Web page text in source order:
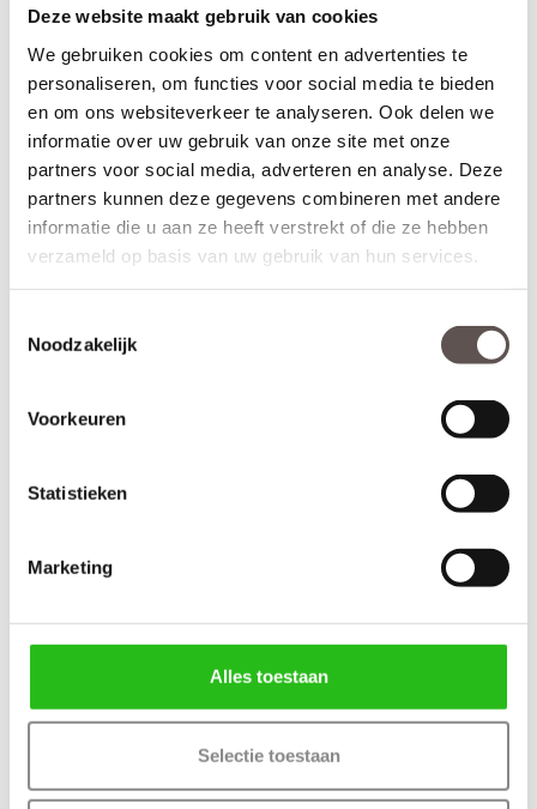
Deze website maakt gebruik van cookies
We gebruiken cookies om content en advertenties te
personaliseren, om functies voor social media te bieden
en om ons websiteverkeer te analyseren. Ook delen we
informatie over uw gebruik van onze site met onze
partners voor social media, adverteren en analyse. Deze
partners kunnen deze gegevens combineren met andere
informatie die u aan ze heeft verstrekt of die ze hebben
verzameld op basis van uw gebruik van hun services.
Noodzakelijk
Voorkeuren
Statistieken
Marketing
Alles toestaan
Selectie toestaan
Kenmerken CanDo Kent
Afwerking: Grondverf RAL9010
Maatwerk mogelijk: Nee
Inkortmogelijkheden stomp: Onderzijde 50 mm, zijstijlen en
bovendorpel 10 mm
Deur samenstellen
Terug